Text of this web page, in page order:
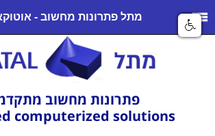
מתל פתרונות מחשוב -
פתרונות מחשוב